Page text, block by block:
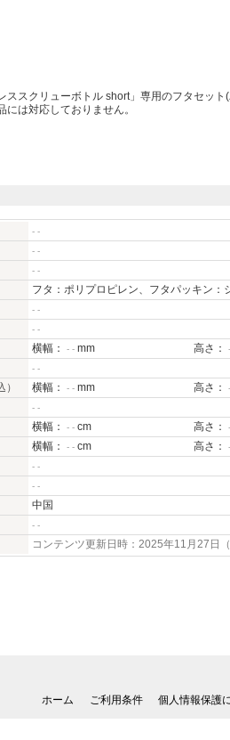
ススクリューボトル short」専用のフタセッ
は対応しておりません。
- -
- -
- -
フタ：ポリプロピレン、フタパッキン：
- -
- -
横幅： - - mm 高さ：
- -
横幅： - - mm 高さ：
- -
横幅： - - cm 高さ：
横幅： - - cm 高さ：
- -
- -
中国
- -
コンテンツ更新日時：2025年11月27日
ホーム ご利用条件 個人情報保護